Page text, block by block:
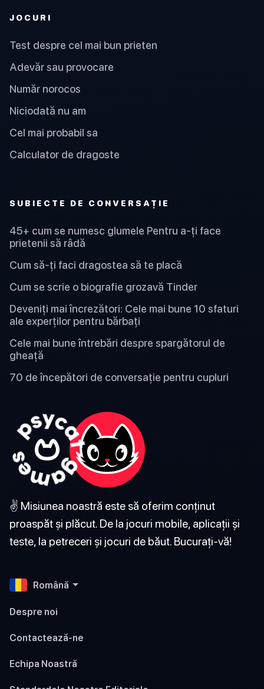
JOCURI
Test despre cel mai bun prieten
Adevăr sau provocare
Număr norocos
Niciodată nu am
Cel mai probabil sa
Calculator de dragoste
SUBIECTE DE CONVERSAȚIE
45+ cum se numesc glumele Pentru a-ți face
prietenii să râdă
Cum să-ți faci dragostea să te placă
Cum se scrie o biografie grozavă Tinder
Deveniți mai încrezători: Cele mai bune 10 sfaturi
ale experților pentru bărbați
Cele mai bune întrebări despre spargătorul de
gheață
70 de începători de conversație pentru cupluri
✌️ Misiunea noastră este să oferim conținut
proaspăt și plăcut. De la jocuri mobile, aplicații și
teste, la petreceri și jocuri de băut. Bucurați-vă!
Română
Despre noi
Contactează-ne
Echipa Noastră